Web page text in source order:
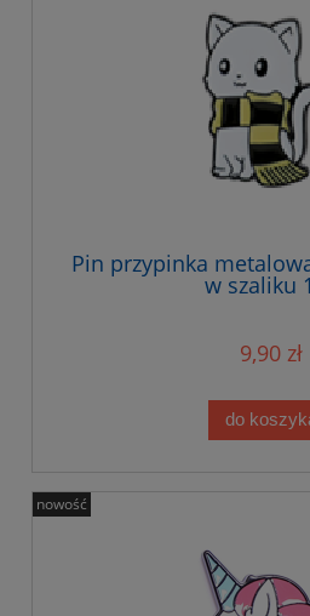
Pin przypinka
w szaliku
9,90 zł
do
nowość